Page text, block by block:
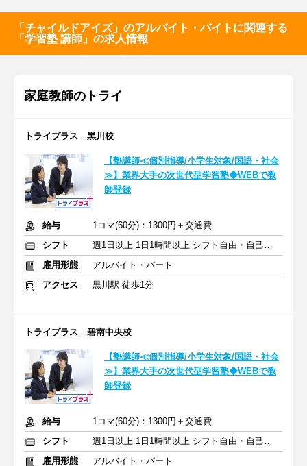
「チャイルドアイズ」のアルバイト・バイトに関連する
「学習塾 講師」の求人情報
家庭教師のトライ
トライプラス 黒川校
【塾講師≪個別指導/小学生対象/国語・社会
≫】業界大手の次世代型学習塾◆WEBで教
師登録
給与
1コマ(60分)：1300円＋交通費
シフト
週1日以上 1日1時間以上 シフト自由・自己申告
雇用形態
アルバイト・パート
アクセス
黒川駅 徒歩1分
トライプラス 碧南中央校
【塾講師≪個別指導/小学生対象/国語・社会
≫】業界大手の次世代型学習塾◆WEBで教
師登録
給与
1コマ(60分)：1300円＋交通費
シフト
週1日以上 1日1時間以上 シフト自由・自己申告
雇用形態
アルバイト・パート